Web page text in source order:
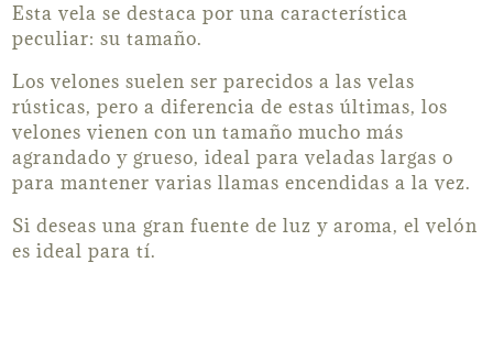
Esta vela se destaca por una característica
peculiar: su tamaño.
Los velones suelen ser parecidos a las velas
rústicas, pero a diferencia de estas últimas, los
velones vienen con un tamaño mucho más
agrandado y grueso, ideal para veladas largas o
para mantener varias llamas encendidas a la vez.
Si deseas una gran fuente de luz y aroma, el velón
es ideal para tí.